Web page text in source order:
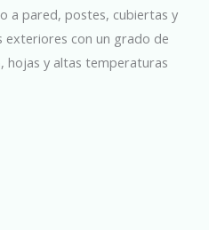
a pared, postes, cubiertas y
exteriores con un grado de
hojas y altas temperaturas